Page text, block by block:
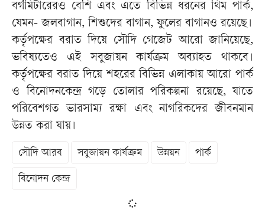
বর্গমিটারেরও বেশি এবং এতে বিভিন্ন ধরনের থিম পার্ক,
যেমন- জলবাগান, শিশুদের বাগান, ফুলের বাগানও রয়েছে।
কর্তৃপক্ষের বরাত দিয়ে সৌদি গেজেট আরো জানিয়েছে,
ভবিষ্যতেও এই সবুজায়ন কার্যক্রম অব্যাহত থাকবে।
কর্তৃপক্ষের বরাত দিয়ে শহরের বিভিন্ন এলাকায় আরো পার্ক
ও বিনোদনকেন্দ্র গড়ে তোলার পরিকল্পনা রয়েছে, যাতে
পরিবেশগত ভারসাম্য রক্ষা এবং নাগরিকদের জীবনমান
উন্নত করা যায়।
সৌদি আরব সবুজায়ন কার্যক্রম উন্নয়ন পার্ক
বিনোদন কেন্দ্র